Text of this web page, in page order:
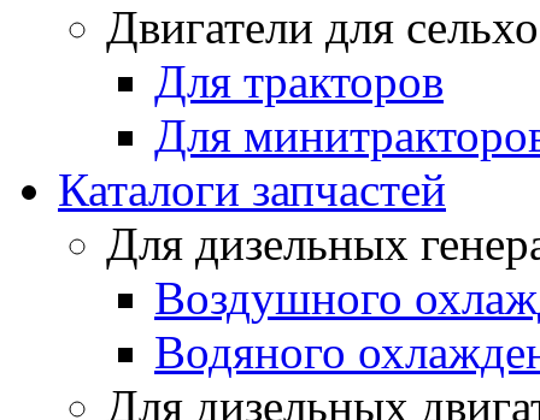
Двигатели для
Для тракторов
Для
Каталоги запчастей
Для дизельных
Воздушного
Водяного
Для дизельных